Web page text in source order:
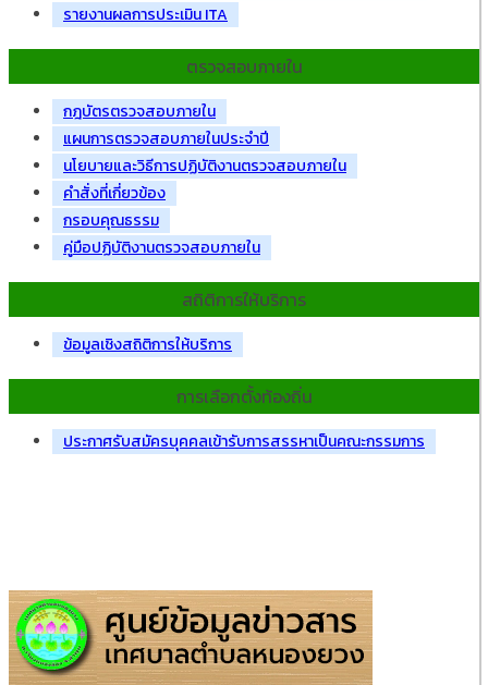
รายงานผลการประเมิน ITA
ตรวจสอบภายใน
กฎบัตรตรวจสอบภายใน
แผนการตรวจสอบภายในประจำปี
นโยบายและวิธีการปฏิบัติงานตรวจสอบภายใน
คำสั่งที่เกี่ยวข้อง
กรอบคุณธรรม
คู่มือปฏิบัติงานตรวจสอบภายใน
สถิติการให้บริการ
ข้อมูลเชิงสถิติการให้บริการ
การเลือกตั้งท้องถิ่น
ประกาศรับสมัครบุคคลเข้ารับการสรรหาเป็นคณะกรรมการ